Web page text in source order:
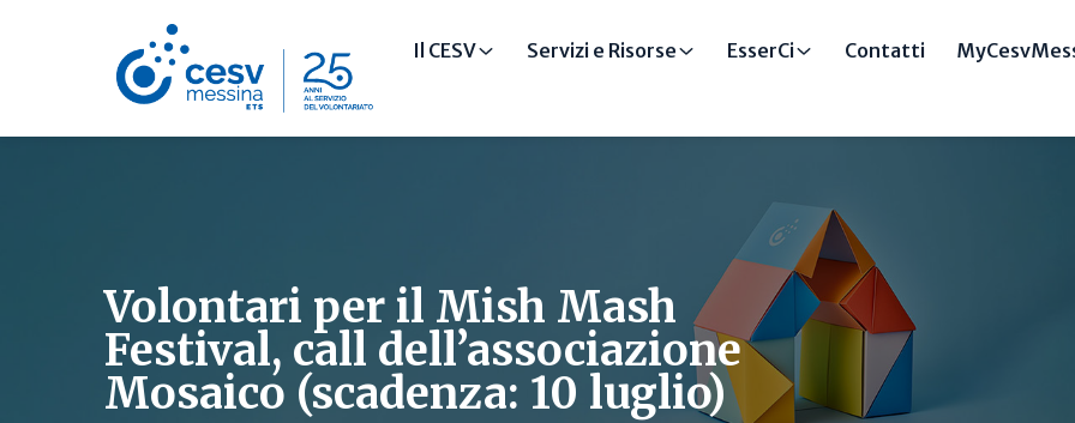
Il CESV Servizi e Risorse EsserCi Contatti
Volontari per il Mish Mash
Festival, call dell’associazione
Mosaico (scadenza: 10 luglio)